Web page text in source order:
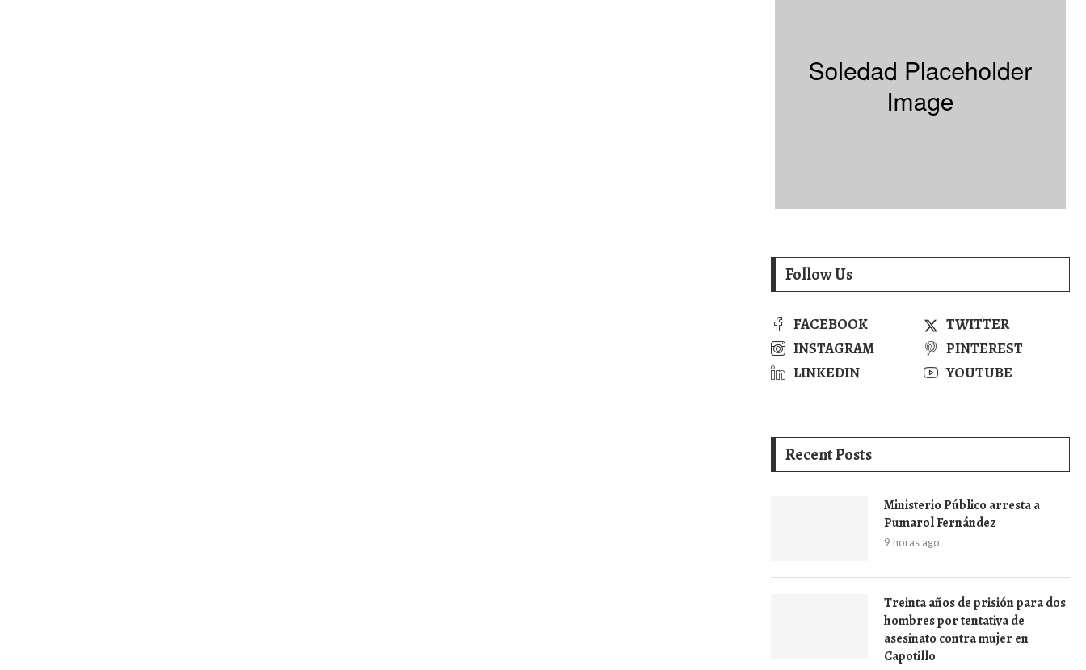
Follow Us
FACEBOOK
TWITTER
INSTAGRAM
PINTEREST
LINKEDIN
YOUTUBE
Recent Posts
Ministerio Público arresta a
Pumarol Fernández
9 horas ago
Treinta años de prisión para dos
hombres por tentativa de
asesinato contra mujer en
Capotillo